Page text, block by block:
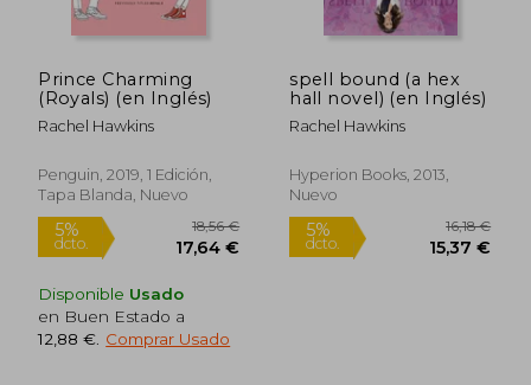
Prince Charming
(Royals) (en Inglés)
Rachel Hawkins
Penguin, 2019, 1 Edición,
Tapa Blanda, Nuevo
Disponible Usado
en Buen Estado a
12,88 € Comprar Usado
spell bound (a hex
hall novel) (en Inglés)
Rachel Hawkins
Hyperion Books, 2013,
Nuevo